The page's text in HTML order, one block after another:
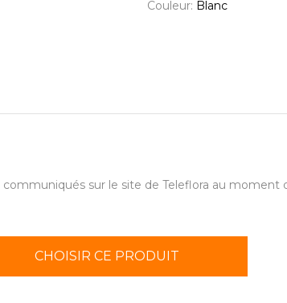
Couleur: Blanc
sur le site de Teleflora au
CHOISIR CE PRODUIT